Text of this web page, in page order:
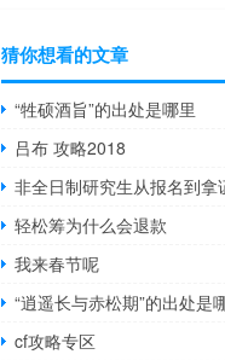
猜你想看的文章
“牲硕酒旨”的出处是哪里
吕布 攻略2018
轻松筹为什么会退款
我来春节呢
“逍遥长与赤松期”的出处是
cf攻略专区